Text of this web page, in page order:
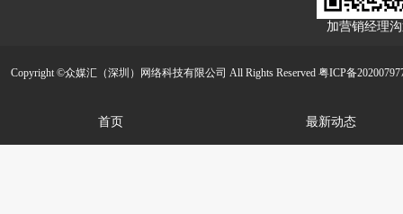
加营销经理
Copyright ©众媒汇（深圳）网络科技有限公司 All Rights Reserved 粤ICP备
首页 最新动态